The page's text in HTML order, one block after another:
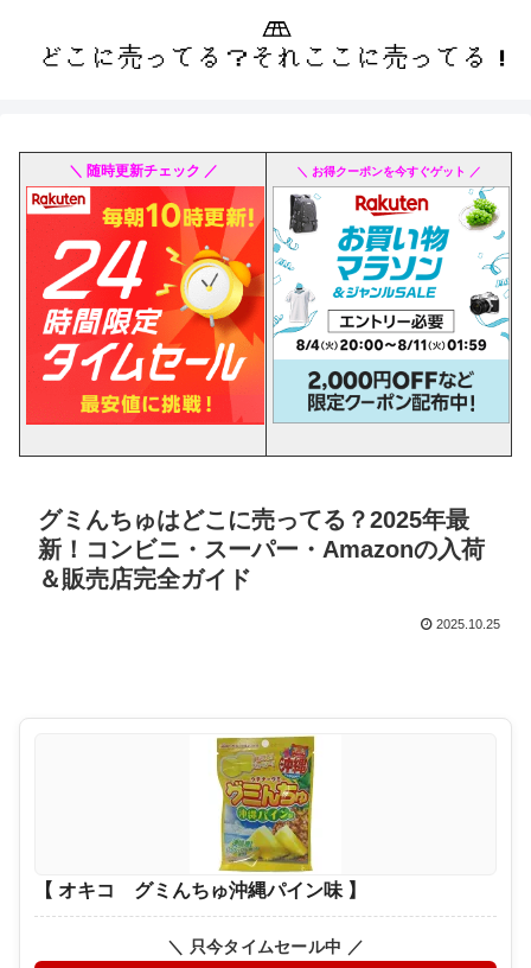
＼ 随時更新チェック ／ ＼ お得クーポンを今すぐゲット ／
グミんちゅはどこに売ってる？2025年最
新！コンビニ・スーパー・Amazonの入荷
＆販売店完全ガイド
2025.10.25
【 オキコ グミんちゅ沖縄パイン味 】
＼ 只今タイムセール中 ／